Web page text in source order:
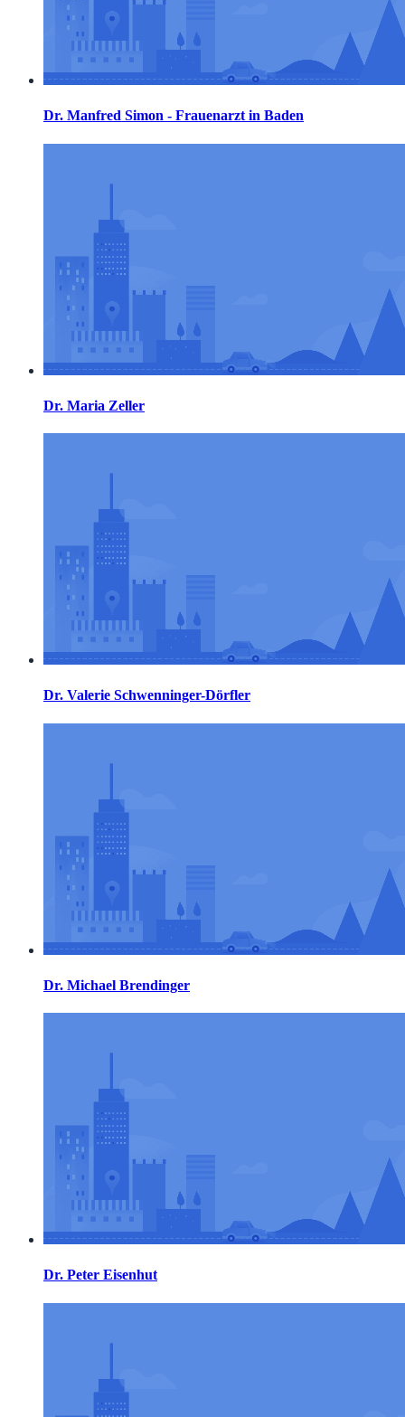
Dr. Manfred Simon - Frauenarzt in Baden
Dr. Maria Zeller
Dr. Valerie Schwenninger-Dörfler
Dr. Michael Brendinger
Dr. Peter Eisenhut